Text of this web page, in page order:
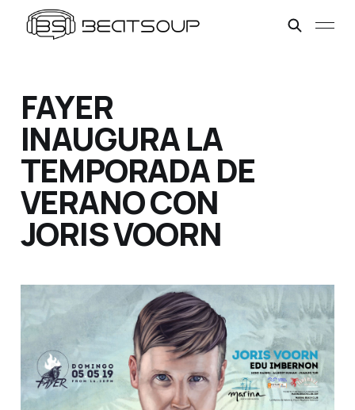
FAYER
INAUGURA LA
TEMPORADA DE
VERANO CON
JORIS VOORN